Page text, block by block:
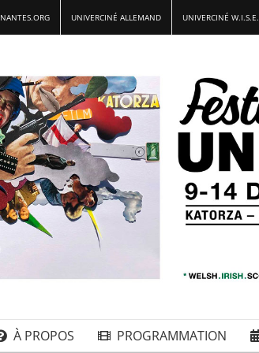
UNIVERCINÉ ALLEMAND UNIVERCINÉ W.I.S.E.
À PROPOS PROGRAMMATION